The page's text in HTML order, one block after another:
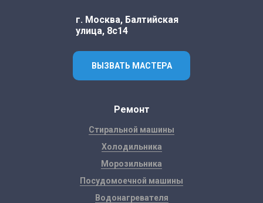
г. Москва, Балтийская
улица, 8с14
ВЫЗВАТЬ МАСТЕРА
Ремонт
Стиральной машины
Холодильника
Морозильника
Посудомоечной машины
Водонагревателя